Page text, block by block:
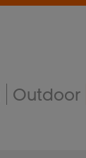
Outdoor